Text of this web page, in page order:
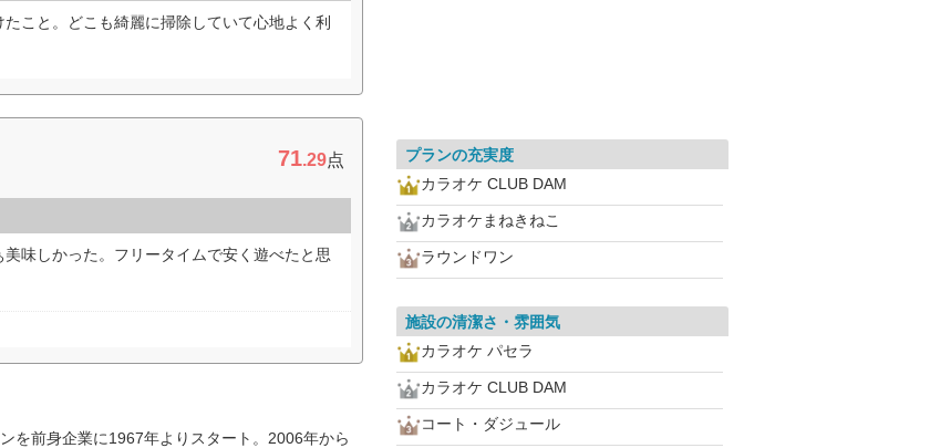
こと。どこも綺麗に掃除していて心地よく利
71.29点
味しかった。フリータイムで安く遊べたと思
を前身企業に1967年よりスタート。2006年から
プランの充実度
カラオケ CLUB DAM
カラオケまねきねこ
ラウンドワン
施設の清潔さ・雰囲気
カラオケ パセラ
カラオケ CLUB DAM
コート・ダジュール